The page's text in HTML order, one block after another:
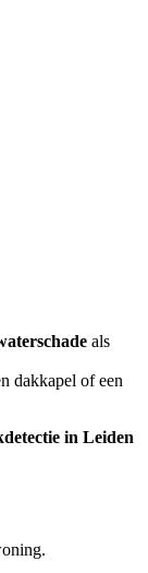
als
dakkapel of een
in Leiden